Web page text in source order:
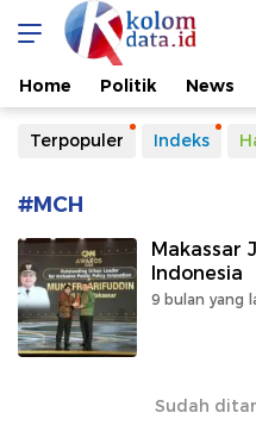
Kolomdata.id
Home Politik News
Terpopuler Indeks
#MCH
Makassar
Indonesia
9 bulan yang
Sudah